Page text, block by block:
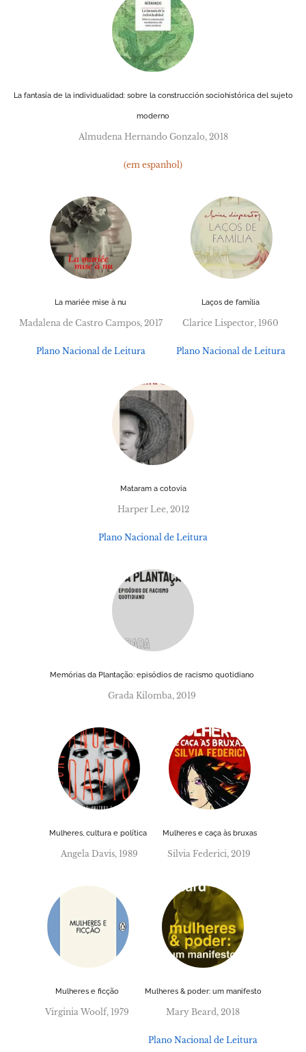
La fantasía de la individualidad: sobre la construcción sociohistórica del sujeto
moderno
Almudena Hernando Gonzalo, 2018
(em espanhol)
La mariée mise à nu
Madalena de Castro Campos, 2017
Plano Nacional de Leitura
Laços de família
Clarice Lispector, 1960
Plano Nacional de Leitura
Mataram a cotovia
Harper Lee, 2012
Plano Nacional de Leitura
Memórias da Plantação: episódios de racismo quotidiano
Grada Kilomba, 2019
Mulheres, cultura e política
Angela Davis, 1989
Mulheres e caça às bruxas
Silvia Federici, 2019
Mulheres e ficção
Virginia Woolf, 1979
Mulheres & poder: um manifesto
Mary Beard, 2018
Plano Nacional de Leitura